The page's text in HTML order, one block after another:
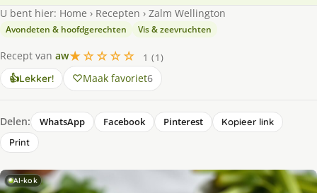
U bent hier: Home › Recepten › Zalm Wellington
Avondeten & hoofdgerechten Vis & zeevruchten
Recept van aw★☆☆☆☆
1 (1)
👍Lekker! Maak favoriet6
Delen: WhatsApp Facebook Pinterest
Kopieer link
Print
AI-kok